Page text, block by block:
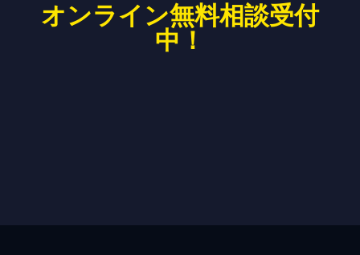
オンライン無料相談受付
中！